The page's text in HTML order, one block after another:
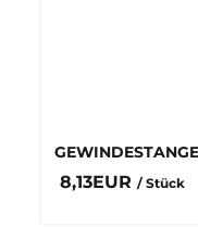
8,13EUR / Stück